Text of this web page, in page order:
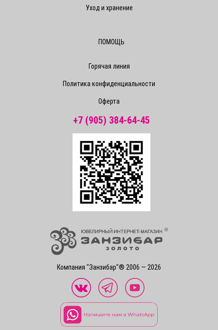
Компания "Занзибар"® 2006 — 2026
Уход и хранение
ПОМОЩЬ
Горячая линия
Политика конфиденциальности
Оферта
+7 (905) 384-64-45